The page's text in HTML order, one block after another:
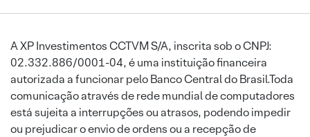
A XP Investimentos CCTVM S/A, inscrita sob o CNPJ:
02.332.886/0001-04, é uma instituição financeira
autorizada a funcionar pelo Banco Central do Brasil.Toda
comunicação através de rede mundial de computadores
está sujeita a interrupções ou atrasos, podendo impedir
ou prejudicar o envio de ordens ou a recepção de